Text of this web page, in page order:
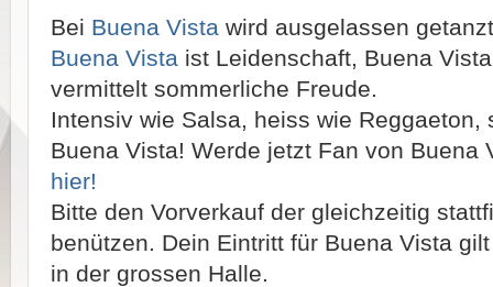
Bei Buena Vista wird ausgelassen
Buena Vista ist Leidenschaft, Buena
vermittelt sommerliche Freude.
Intensiv wie Salsa, heiss wie
Buena Vista! Werde jetzt Fan von Buena
hier!
Bitte den Vorverkauf der gleichzeitig
benützen. Dein Eintritt für Buena Vista
in der grossen Halle.